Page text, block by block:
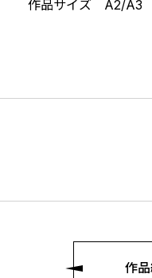
作品サイズ A2/A3
作